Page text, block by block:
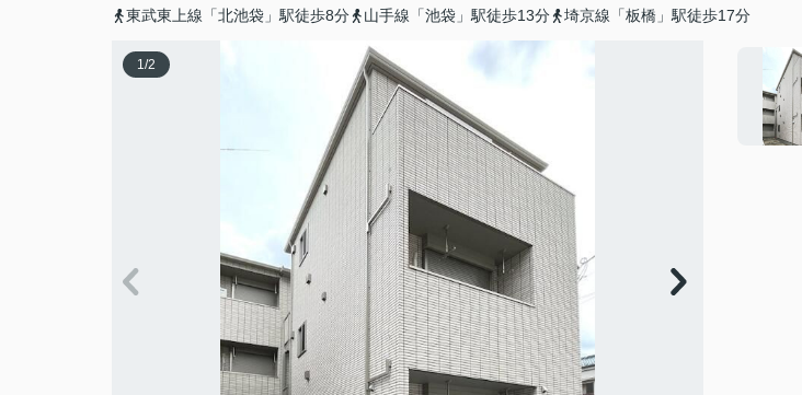
東武東上線「北池袋」駅徒歩8分
山手線「池袋」駅徒歩13分 埼京線「板橋」駅徒歩17分
1/2